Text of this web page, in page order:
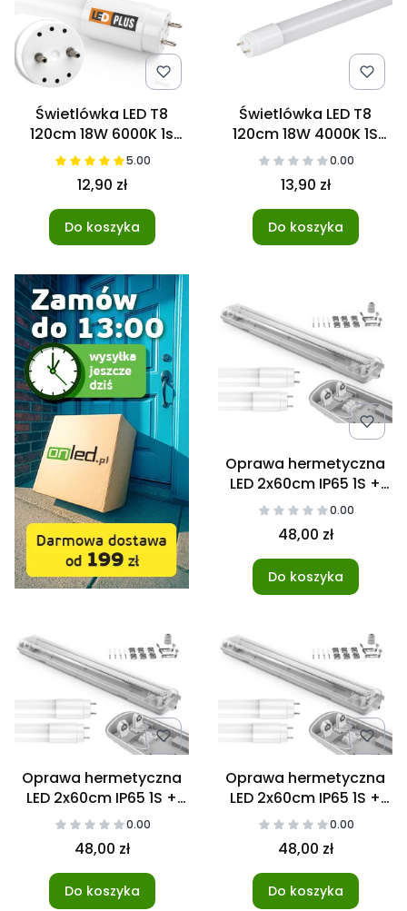
Świetlówka LED T8
120cm 18W 6000K 1s
NANO 5.00
12,90 zł
Do koszyka
Świetlówka LED T8
120cm 18W 4000K 1S
Nano Master LED
0.00
13,90 zł
Do koszyka
Oprawa hermetyczna
LED 2x60cm IP65 1S +
Świetlówki NANO 3000K
0.00
48,00 zł
Do koszyka
Oprawa hermetyczna
LED 2x60cm IP65 1S +
Świetlówki NANO 4000K
0.00
48,00 zł
Do koszyka
Oprawa hermetyczna
LED 2x60cm IP65 1S +
Świetlówki NANO 6000K
0.00
48,00 zł
Do koszyka